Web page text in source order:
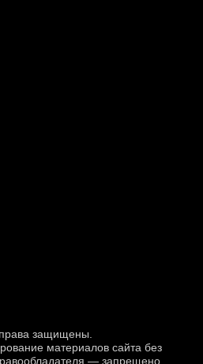
защищены.
материалов сайта без
— запрещено.